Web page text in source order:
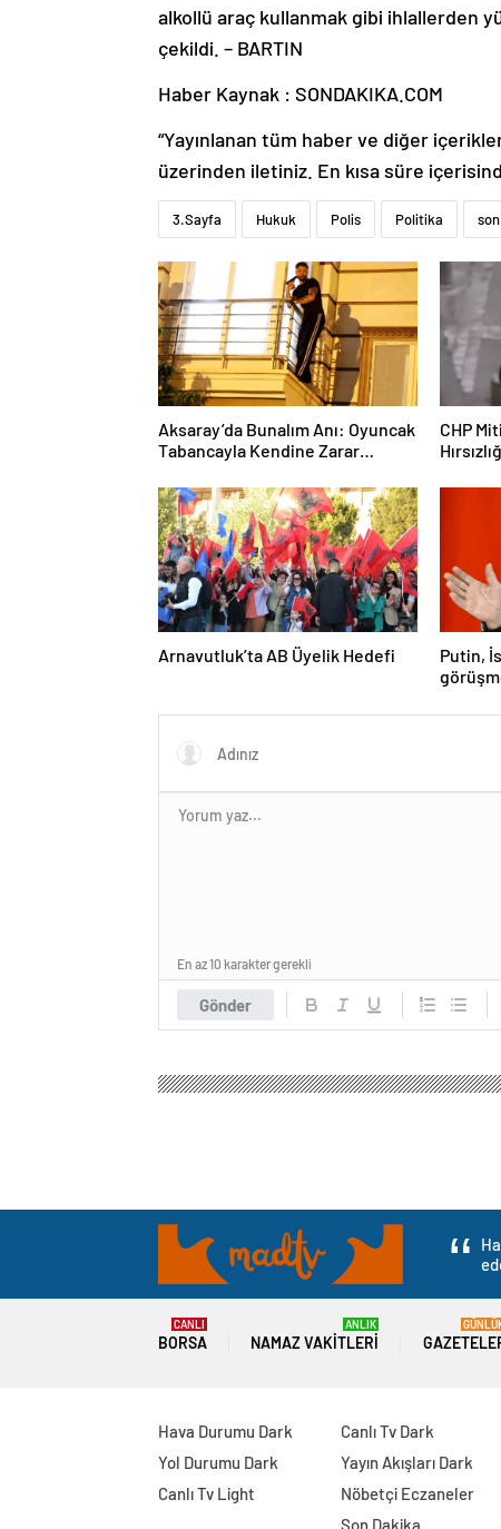
alkollü araç kullanmak gibi ihlallerden
çekildi. – BARTIN
Haber Kaynak : SONDAKIKA.COM
“Yayınlanan tüm haber ve diğer
üzerinden iletiniz. En kısa süre
3.Sayfa Hukuk Polis Politika
Aksaray’da Bunalım Anı: Oyuncak
Tabancayla Kendine Zarar
CHP
Arnavutluk’ta AB Üyelik Hedefi
Putin,
Gönder
En az 10 karakter gerekli
BORSA
CANLI
NAMAZ VAKITLERI
ANLIK
Hava Durumu Dark
Yol Durumu Dark
Canlı Tv Light
Canlı Tv Dark
Yayın Akışları Dark
Nöbetçi Eczaneler
Son Dakika